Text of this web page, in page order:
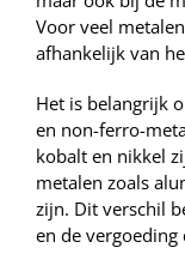
Voor veel
afhankelijk van
Het is belangrijk
en non-ferro-
kobalt en nikkel
metalen zoals
zijn. Dit verschil
en de